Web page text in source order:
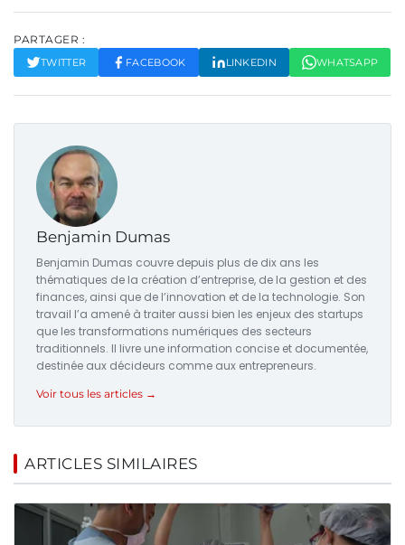
PARTAGER :
TWITTER FACEBOOK LINKEDIN WHATSAPP
Benjamin Dumas
Benjamin Dumas couvre depuis plus de dix ans les
thématiques de la création d’entreprise, de la gestion et des
finances, ainsi que de l’innovation et de la technologie. Son
travail l’a amené à traiter aussi bien les enjeux des startups
que les transformations numériques des secteurs
traditionnels. Il livre une information concise et documentée,
destinée aux décideurs comme aux entrepreneurs.
Voir tous les articles →
ARTICLES SIMILAIRES